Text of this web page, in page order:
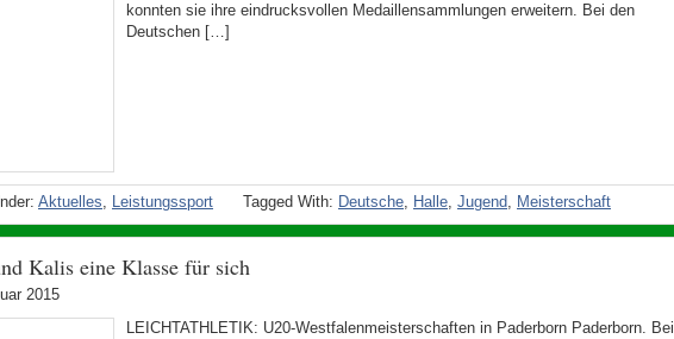
konnten sie ihre eindrucksvollen Medaillensammlungen erweitern. Bei den
Deutschen […]
Aktuelles, Leistungssport Tagged With: Deutsche, Halle, Jugend, Meisterschaft
Kalis eine Klasse für sich
2015
LEICHTATHLETIK: U20-Westfalenmeisterschaften in Paderborn Paderborn. Bei